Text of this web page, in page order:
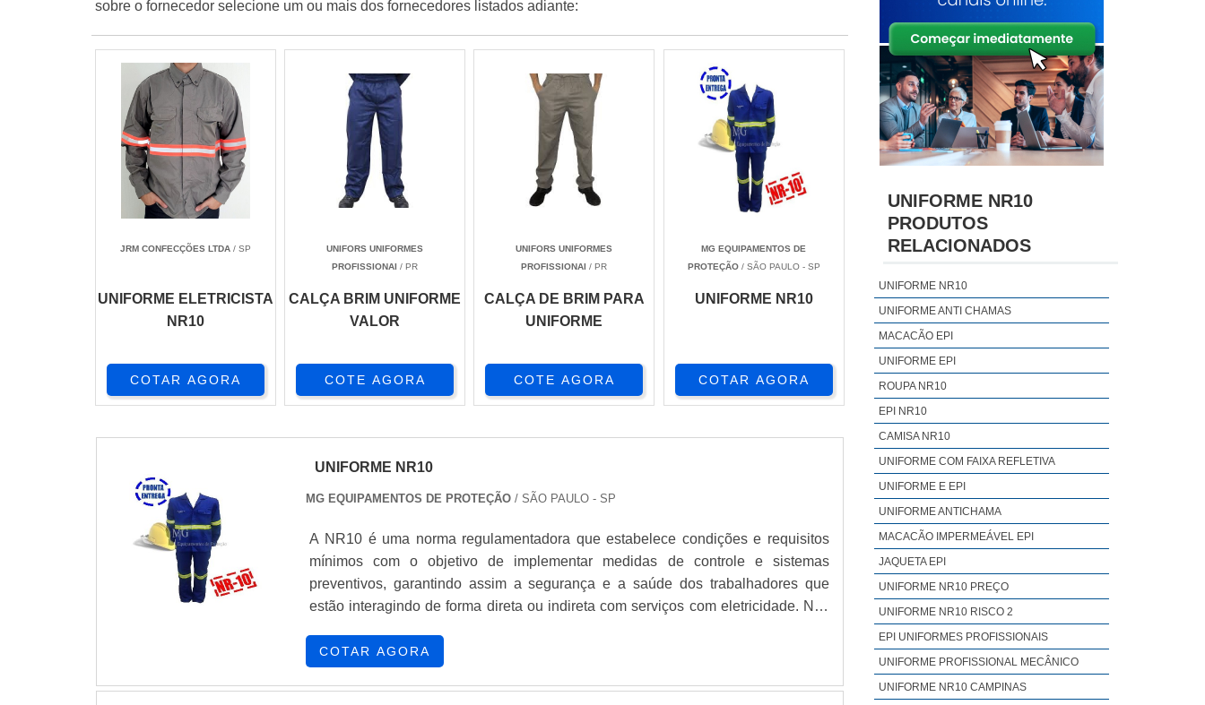
sobre o fornecedor selecione um ou mais dos fornecedores listados adiante:
JRM CONFECÇÕES LTDA / SP
UNIFORME ELETRICISTA
NR10
COTAR AGORA
UNIFORS UNIFORMES
PROFISSIONAI / PR
CALÇA BRIM UNIFORME
VALOR
COTE AGORA
UNIFORS UNIFORMES
PROFISSIONAI / PR
CALÇA DE BRIM PARA
UNIFORME
COTE AGORA
MG EQUIPAMENTOS DE
PROTEÇÃO/ SÃO PAULO - SP
UNIFORME NR10
COTAR AGORA
UNIFORME NR10
MG EQUIPAMENTOS DE PROTEÇÃO / SÃO PAULO - SP
A NR10 é uma norma regulamentadora que estabelece condições e requisitos
mínimos com o objetivo de implementar medidas de controle e sistemas
preventivos, garantindo assim a segurança e a saúde dos trabalhadores que
estão interagindo de forma direta ou indireta com serviços com eletricidade. Nos
tecnicamente inviáveis ou insuficientes para controlar os risc...
COTAR AGORA
UNIFORME NR10
PRODUTOS
RELACIONADOS
UNIFORME NR10
UNIFORME ANTI CHAMAS
MACACÃO EPI
UNIFORME EPI
ROUPA NR10
EPI NR10
CAMISA NR10
UNIFORME COM FAIXA REFLETIVA
UNIFORME E EPI
UNIFORME ANTICHAMA
MACACÃO IMPERMEÁVEL EPI
JAQUETA EPI
UNIFORME NR10 PREÇO
UNIFORME NR10 RISCO 2
EPI UNIFORMES PROFISSIONAIS
UNIFORME PROFISSIONAL MECÂNICO
UNIFORME NR10 CAMPINAS